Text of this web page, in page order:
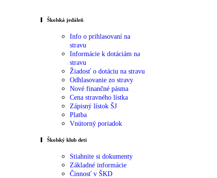
Školská jedáleň
Info o prihlasovaní na
stravu
Informácie k dotáciám na
stravu
Žiadosť o dotáciu na stravu
Odhlasovanie zo stravy
Nové finančné pásma
Cena stravného lístka
Zápisný lístok ŠJ
Platba
Vnútorný poriadok
Školský klub deti
Stiahnite si dokumenty
Základné informácie
Činnosť v ŠKD